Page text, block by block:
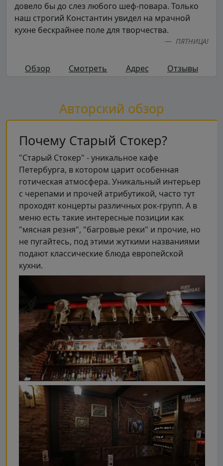
довело бы до слез любого шеф-повара. Только
наш строгий Константин увидел на мрачной
кухне бескрайнее поле для творчества.
ПЯТНИЦА!
Обзор Смотреть Адрес Отзывы
Авторский обзор
Почему Старый Стокер?
"Старый Стокер" - уникальное кафе
Петербурга, в котором царит особенная
готическая атмосфера. Уникальный интерьер
с черепами и прочей атрибутикой, часто тут
проходят концерты различных рок-групп. А в
меню есть такие интересные позиции как
"мясная резня", "багровые реки" и прочие, но
не пугайтесь, под этими жуткими названиями
подают классические блюда европейской
кухни.